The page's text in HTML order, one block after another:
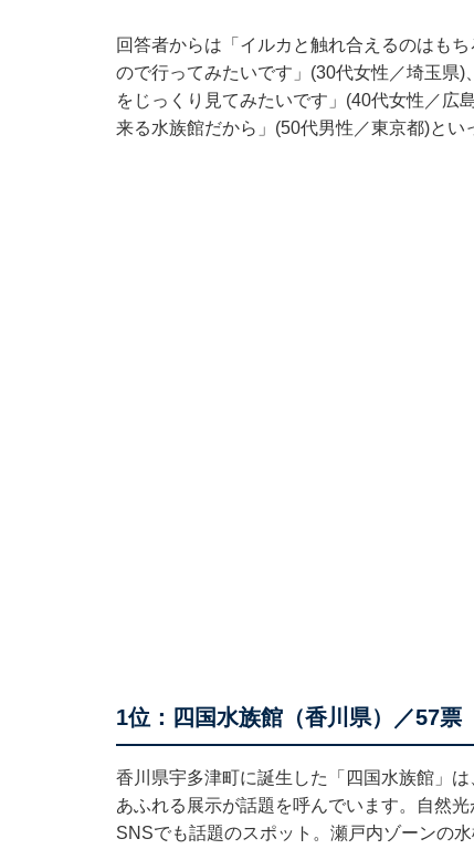
回答者からは「イルカと触れ合えるのはも
ので行ってみたいです」(30代女性／埼玉県
をじっくり見てみたいです」(40代女性／広
来る水族館だから」(50代男性／東京都)とい
1位：四国水族館（香川県）／57票
香川県宇多津町に誕生した「四国水族館」
あふれる展示が話題を呼んでいます。自然
SNSでも話題のスポット。瀬戸内ゾーンの